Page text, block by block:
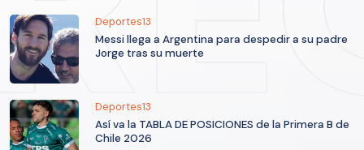
Deportes13
Messi llega a Argentina para despedir a su padre
Jorge tras su muerte
Deportes13
Así va la TABLA DE POSICIONES de la Primera B de
Chile 2026